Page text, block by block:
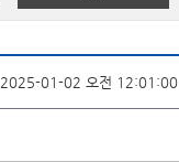
2025-01-02 오전 12:01:00